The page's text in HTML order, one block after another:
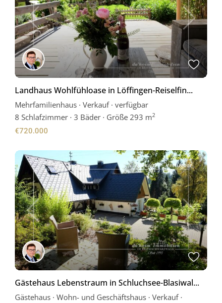
Previous Next
Landhaus Wohlfühloase in Löffingen-Reiselfin...
Mehrfamilienhaus · Verkauf· verfügbar
8 Schlafzimmer · 3 Bäder · Größe 293 m2
€720.000
Previous Next
Verkauf Verfügbar
Gästehaus Lebenstraum in Schluchsee-Blasiwal...
Gästehaus · Wohn- und Geschäftshaus · Verkauf·